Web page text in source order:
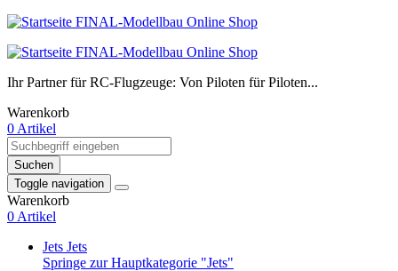
Ihr Partner für RC-Flugzeuge: Von Piloten für Piloten...
Warenkorb
0 Artikel
Suchen
Toggle navigation
Warenkorb
0 Artikel
Jets Jets
Springe zur Hauptkategorie "Jets"